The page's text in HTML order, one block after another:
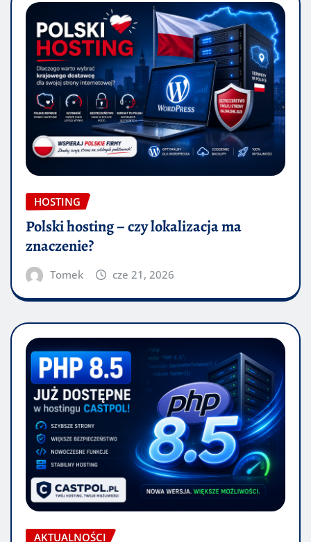
HOSTING
Polski hosting – czy lokalizacja ma
znaczenie?
Tomek cze 21, 2026
AKTUALNOŚCI